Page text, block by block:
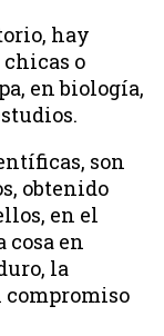
hay
o
en biología,
son
obtenido
en el
cosa en
la
compromiso